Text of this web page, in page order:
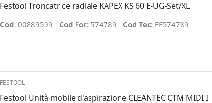
Festool Troncatrice radiale KAPEX KS 60 E-UG-Set/XL
Cod: 00889599 Cod For: 574789 Cod Tec: FE574789
FESTOOL
Festool Unità mobile d'aspirazione CLEANTEC CTM MIDI I